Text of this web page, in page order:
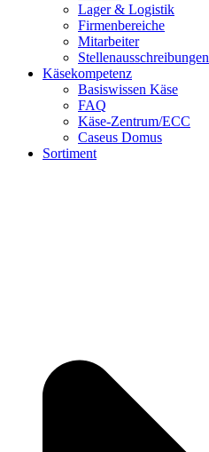
Lager & Logistik
Firmenbereiche
Mitarbeiter
Stellenausschreibungen
Käsekompetenz
Basiswissen Käse
FAQ
Käse-Zentrum/ECC
Caseus Domus
Sortiment